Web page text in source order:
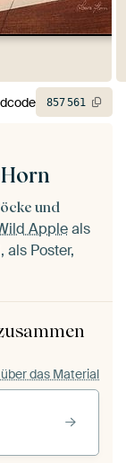
und
Appleals
als Poster,
das Material
857561